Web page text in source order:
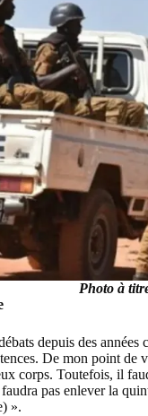
Photo à
depuis des
De mon point de
corps. Toutefois, il
pas enlever la
».